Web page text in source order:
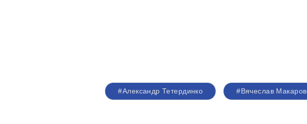
#Александр Тетердинко #Вячеслав Макаров